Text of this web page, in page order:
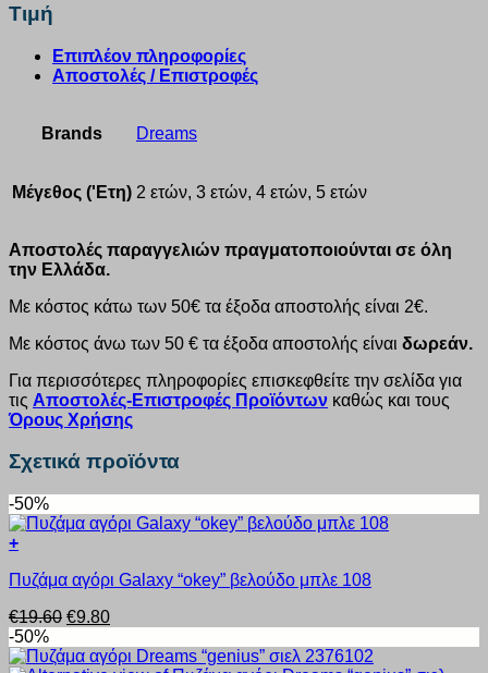
Τιμή
Επιπλέον πληροφορίες
Αποστολές / Επιστροφές
Brands Dreams
Μέγεθος ('Ετη) 2 ετών, 3 ετών, 4 ετών, 5 ετών
Αποστολές παραγγελιών πραγματοποιούνται σε όλη
την Ελλάδα.
Με κόστος κάτω των 50€ τα έξοδα αποστολής είναι 2€.
Με κόστος άνω των 50 € τα έξοδα αποστολής είναι δωρεάν.
Για περισσότερες πληροφορίες επισκεφθείτε την σελίδα για
τις Αποστολές-Επιστροφές Προϊόντων καθώς και τους
Όρους Χρήσης
Σχετικά προϊόντα
-50%
+
το
έχει
πολλαπλές
παραλλαγές.
Πυζάμα αγόρι Galaxy “okey” βελούδο μπλε 108
€19.60 Original
was:
€9.80Η
τιμή
-50%